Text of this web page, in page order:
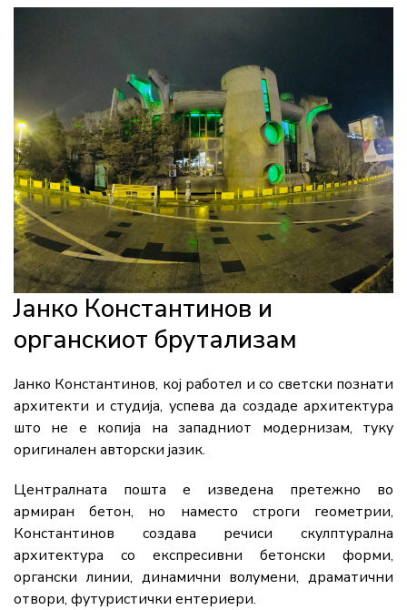
Јанко Константинов и
органскиот брутализам
Јанко Константинов, кој работел и со светски познати
архитекти и студија, успева да создаде архитектура
што не е копија на западниот модернизам, туку
оригинален авторски јазик.
Централната пошта е изведена претежно во
армиран бетон, но наместо строги геометрии,
Константинов создава речиси скулптурална
архитектура со експресивни бетонски форми,
органски линии, динамични волумени, драматични
отвори, футуристички ентериери.